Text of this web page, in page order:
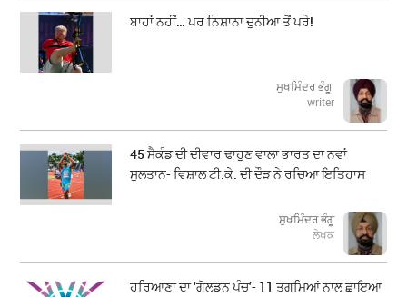
ਬਾਹਾਂ ਨਹੀਂ… ਪਰ ਨਿਸ਼ਾਨਾ ਦੁਨੀਆ ਤੋਂ ਪਰੇ!
ਸੁਖਮਿੰਦਰ ਭੰਗੂ
writer
45 ਸੈਕੰਡ ਦੀ ਦੀਵਾਰ ਢਾਹੁਣ ਵਾਲਾ ਭਾਰਤ ਦਾ ਨਵਾਂ
ਸੁਲਤਾਨ- ਵਿਸ਼ਾਲ ਟੀ.ਕੇ. ਦੀ ਦੌੜ ਨੇ ਰਚਿਆ ਇਤਿਹਾਸ
ਸੁਖਮਿੰਦਰ ਭੰਗੂ
ਲੇਖਕ
ਹਰਿਆਣਾ ਦਾ ‘ਗੋਲਡਨ ਪੰਚ’- 11 ਤਗਮਿਆਂ ਨਾਲ ਛਾਇਆ